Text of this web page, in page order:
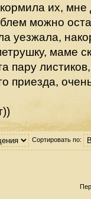
их, мне
можно
уезжала,
маме
пару
приезда,
Сортировать по: